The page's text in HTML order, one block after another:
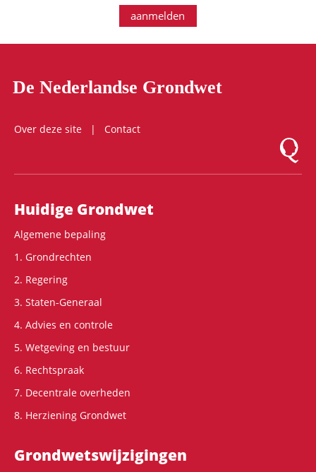
aanmelden
De Nederlandse Grondwet
Over deze site
Contact
Logo
Hoofdnavigatie
Huidige Grondwet
Algemene bepaling
1. Grondrechten
2. Regering
3. Staten-Generaal
4. Advies en controle
5. Wetgeving en bestuur
6. Rechtspraak
7. Decentrale overheden
8. Herziening Grondwet
Grondwets­wijzigingen